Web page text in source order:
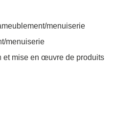
menuiserie
menuiserie
et mise en œuvre de produits